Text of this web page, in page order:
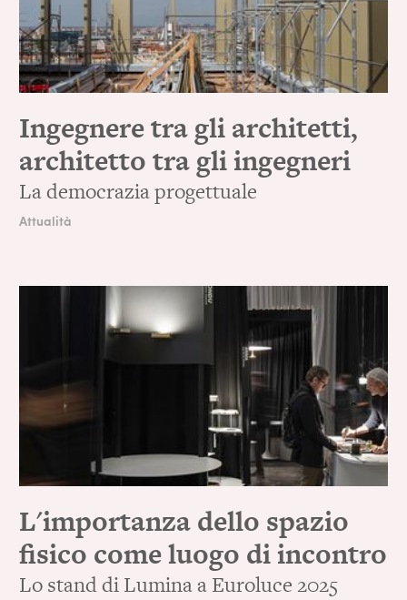
Ingegnere tra gli architetti,
architetto tra gli ingegneri
La democrazia progettuale
Attualità
L'importanza dello spazio
fisico come luogo di incontro
Lo stand di Lumina a Euroluce 2025